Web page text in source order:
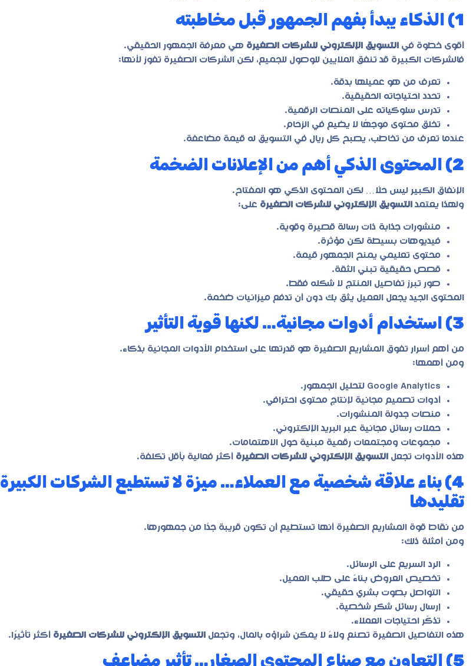
1) الذكاء يبدأ بفهم الجمهور قبل مخاطبته
أقوى خطوة في التسويق الإلكتروني للشركات الصغيرة هي معرفة الجمهور الحقيقي.
فالشركات الكبيرة قد تنفق الملايين للوصول للجميع، لكن الشركات الصغيرة تفوز لأنها:
تعرف من هو عميلها بدقة.
تحدد احتياجاته الحقيقية.
تدرس سلوكياته على المنصات الرقمية.
تخلق محتوى موجهًا لا يضيع في الزحام.
عندما تعرف من تخاطب، يصبح كل ريال في التسويق له قيمة مضاعفة.
2) المحتوى الذكي أهم من الإعلانات الضخمة
الإنفاق الكبير ليس حلًا… لكن المحتوى الذكي هو المفتاح.
ولهذا يعتمد التسويق الإلكتروني للشركات الصغيرة على:
منشورات جذابة ذات رسالة قصيرة وقوية.
فيديوهات بسيطة لكن مؤثرة.
محتوى تعليمي يمنح الجمهور قيمة.
قصص حقيقية تبني الثقة.
صور تبرز تفاصيل المنتج لا شكله فقط.
المحتوى الجيد يجعل العميل يثق بك دون أن تدفع ميزانيات ضخمة.
3) استخدام أدوات مجانية… لكنها قوية التأثير
من أهم أسرار تفوق المشاريع الصغيرة هو قدرتها على استخدام الأدوات المجانية بذكاء.
ومن أهمها:
Google Analytics لتحليل الجمهور.
أدوات تصميم مجانية لإنتاج محتوى احترافي.
منصات جدولة المنشورات.
حملات رسائل مجانية عبر البريد الإلكتروني.
مجموعات ومجتمعات رقمية مبنية حول الاهتمامات.
هذه الأدوات تجعل التسويق الإلكتروني للشركات الصغيرة أكثر فعالية بأقل تكلفة.
4) بناء علاقة شخصية مع العملاء… ميزة لا تستطيع الشركات الكبيرة
تقليدها
من نقاط قوة المشاريع الصغيرة أنها تستطيع أن تكون قريبة جدًا من جمهورها.
ومن أمثلة ذلك:
الرد السريع على الرسائل.
تخصيص العروض بناءً على طلب العميل.
التواصل بصوت بشري حقيقي.
إرسال رسائل شكر شخصية.
تذكّر احتياجات العملاء.
هذه التفاصيل الصغيرة تصنع ولاءً لا يمكن شراؤه بالمال، وتجعل التسويق الإلكتروني للشركات الصغيرة أكثر تأثيرًا.
5) التعاون مع صناع المحتوى الصغار… تأثير مضاعف